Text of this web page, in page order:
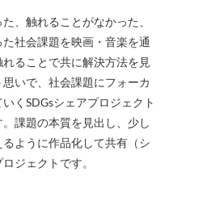
、触れることがなかった、
社会課題を映画・音楽を通
れることで共に解決方法を見
いで、社会課題にフォーカ
くSDGsシェアプロジェクト
課題の本質を見出し、少し
ように作品化して共有（シ
ジェクトです。